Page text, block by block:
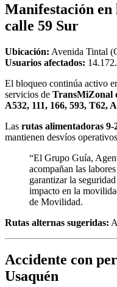
Manifestación
calle 59 Sur
Ubicación: Avenida Tintal
Usuarios afectados: 14.172.
El bloqueo continúa activo
servicios de TransMiZonal
A532, 111, 166, 593, T62,
Las rutas alimentadoras
mantienen desvíos
“El Grupo Guía,
acompañan las
garantizar la
impacto en la
de Movilidad.
Rutas alternas sugeridas:
Accidente con
Usaquén